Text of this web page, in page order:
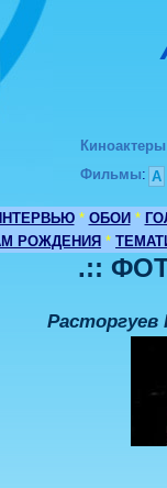
Киноактеры
Фильмы: А
* ОБОИ *
РОЖДЕНИЯ *
.::
Расторгуев